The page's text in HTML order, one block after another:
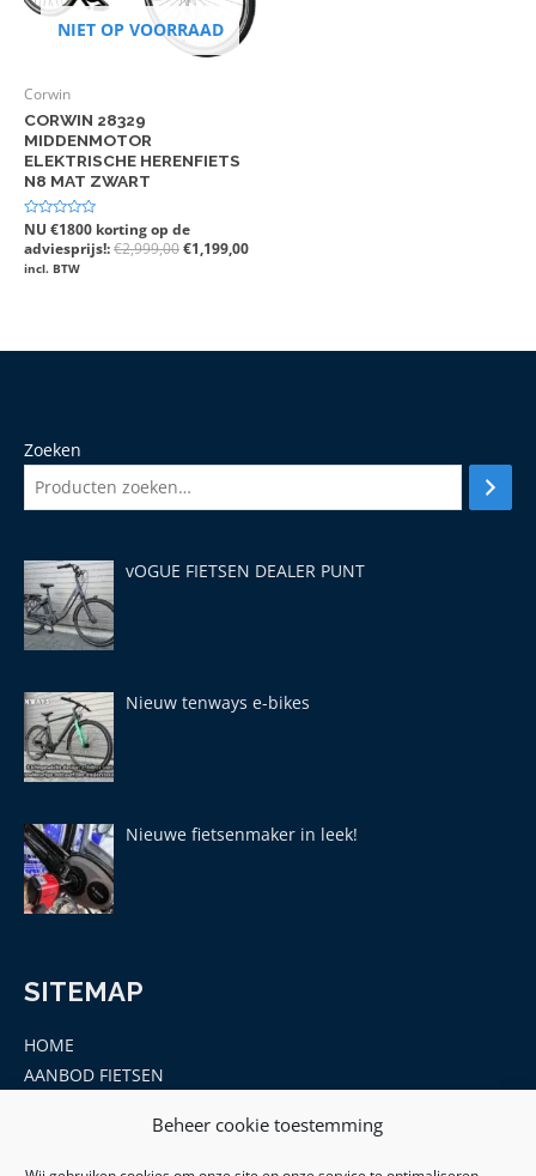
Beheer cookie toestemming
NIET OP VOORRAAD
Corwin
CORWIN 28329
MIDDENMOTOR
ELEKTRISCHE HERENFIETS
N8 MAT ZWART
Gewaardeerd
0
uit
5
NU €1800 korting op de
adviesprijs!:€2,999,00€1,199,00
incl. BTW
Zoeken
vOGUE FIETSEN DEALER PUNT
Nieuw tenways e-bikes
Nieuwe fietsenmaker in leek!
SITEMAP
HOME
AANBOD FIETSEN
ONDERDELEN EN ACCESSOIRES
CONTACT